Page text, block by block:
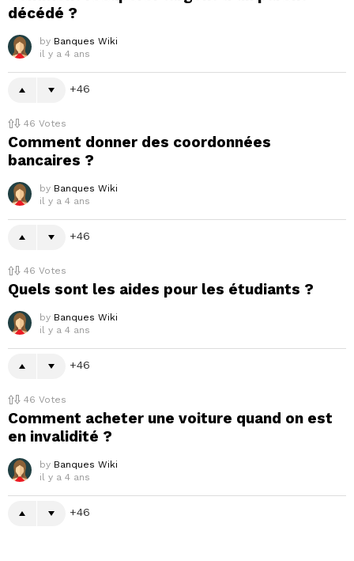
décédé ?
by Banques Wiki
il y a 4 ans
46
46 Votes
Comment donner des coordonnées
bancaires ?
by Banques Wiki
il y a 4 ans
46
46 Votes
Quels sont les aides pour les étudiants ?
by Banques Wiki
il y a 4 ans
46
46 Votes
Comment acheter une voiture quand on est
en invalidité ?
by Banques Wiki
il y a 4 ans
46